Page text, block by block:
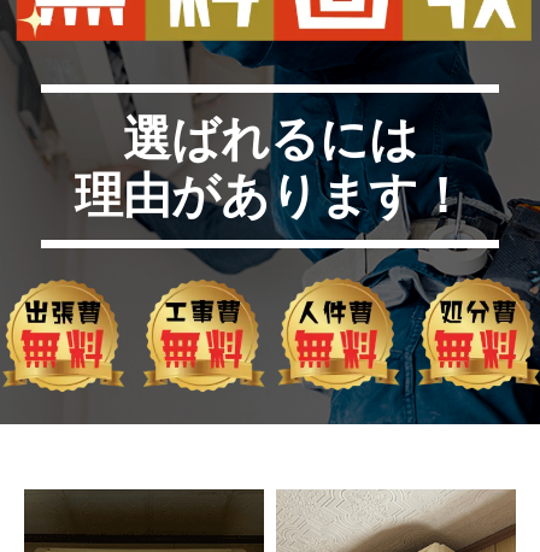
選ばれるには
理由があります！